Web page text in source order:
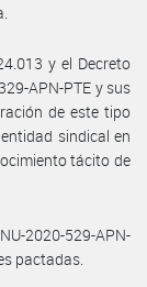
y el Decreto
APN-PTE y sus
de este tipo
sindical en
tácito de
2020-529-APN-
pactadas.